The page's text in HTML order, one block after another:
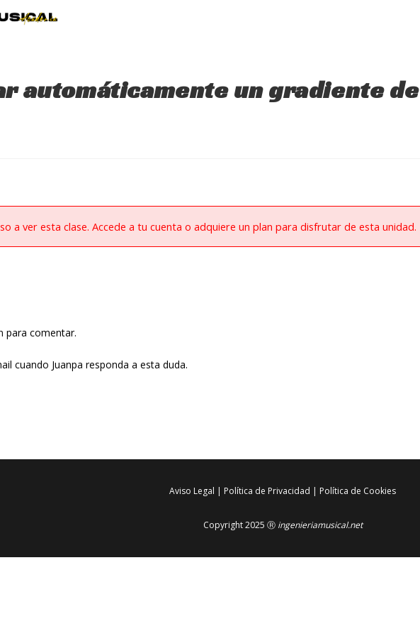
automáticamente un gradiente de
a ver esta clase. Accede a tu cuenta o adquiere un plan para disfrutar de esta unidad.
para comentar.
cuando Juanpa responda a esta duda.
Aviso Legal | Política de Privacidad | Política de Cookies
Copyright 2025 Ⓡ ingenieriamusical.net